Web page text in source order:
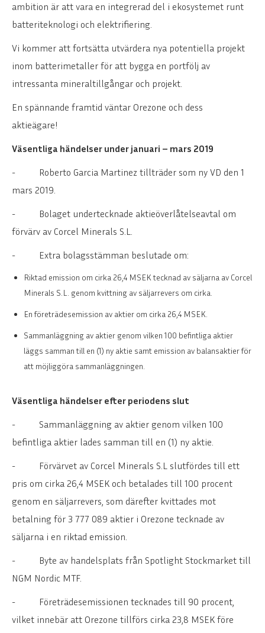
ambition är att vara en integrerad del i ekosystemet runt
batteriteknologi och elektrifiering.
Vi kommer att fortsätta utvärdera nya potentiella projekt
inom batterimetaller för att bygga en portfölj av
intressanta mineraltillgångar och projekt.
En spännande framtid väntar Orezone och dess
aktieägare!
Väsentliga händelser under januari – mars 2019
-
Roberto Garcia Martinez tillträder som ny VD den 1
mars 2019.
-
Bolaget undertecknade aktieöverlåtelseavtal om
förvärv av Corcel Minerals S.L.
-
Extra bolagsstämman beslutade om:
Riktad emission om cirka 26,4 MSEK tecknad av säljarna av Corcel
Minerals S.L. genom kvittning av säljarrevers om cirka.
En företrädesemission av aktier om cirka 26,4 MSEK
Sammanläggning av aktier genom vilken 100 befintliga aktier
läggs samman till en (1) ny aktie samt emission av balansaktier för
att möjliggöra sammanläggningen.
Väsentliga händelser efter periodens slut
-
Sammanläggning av aktier genom vilken 100
befintliga aktier lades samman till en (1) ny aktie.
-
Förvärvet av Corcel Minerals S.L slutfördes till ett
pris om cirka 26,4 MSEK och betalades till 100 procent
genom en säljarrevers, som därefter kvittades mot
betalning för 3 777 089 aktier i Orezone tecknade av
säljarna i en riktad emission.
-
Byte av handelsplats från Spotlight Stockmarket till
NGM Nordic MTF.
-
Företrädesemissionen tecknades till 90 procent,
vilket innebär att Orezone tillförs cirka 23,8 MSEK före